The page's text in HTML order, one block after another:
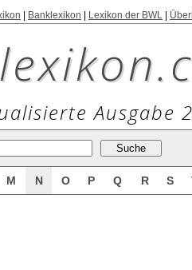
Banklexikon Lexikon der BWL
Ausgabe
M N O P Q R S